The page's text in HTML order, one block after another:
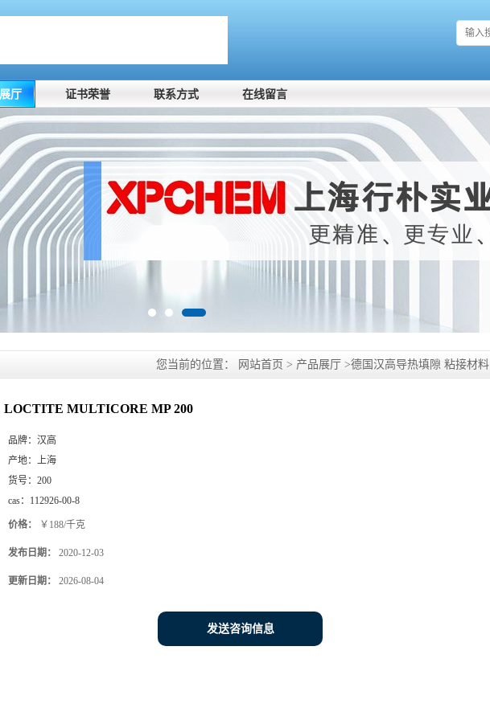
厅 证书荣誉 联系方式 在线留言
您当前的位置： 网站首页 > 产品展厅 >德国汉高导热填隙 粘接材料
LOCTITE MULTICORE MP 200
品牌： 汉高
产地： 上海
货号： 200
cas： 112926-00-8
价格： ￥188/千克
发布日期： 2020-12-03
更新日期： 2026-08-04
发送咨询信息